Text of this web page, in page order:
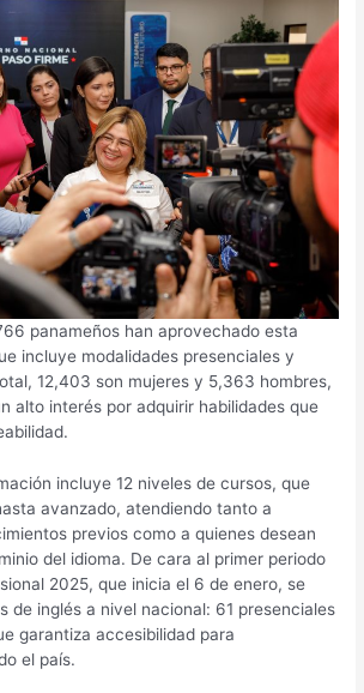
panameños han aprovechado esta
incluye modalidades presenciales y
12,403 son mujeres y 5,363 hombres,
alto interés por adquirir habilidades que
incluye 12 niveles de cursos, que
avanzado, atendiendo tanto a
previos como a quienes desean
del idioma. De cara al primer periodo
2025, que inicia el 6 de enero, se
de inglés a nivel nacional: 61 presenciales
garantiza accesibilidad para
el país.